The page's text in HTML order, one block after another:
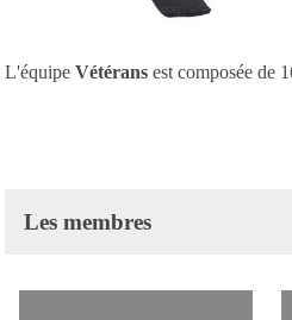
L'équipe Vétérans est composée de
Les membres